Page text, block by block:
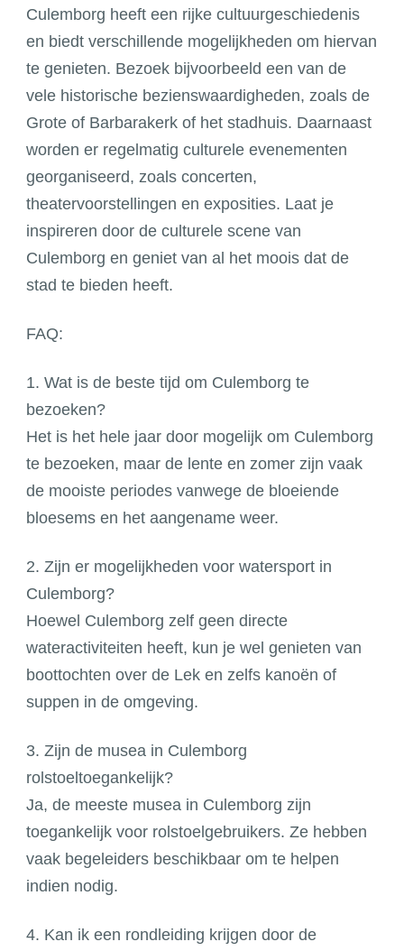
Culemborg heeft een rijke cultuurgeschiedenis
en biedt verschillende mogelijkheden om hiervan
te genieten. Bezoek bijvoorbeeld een van de
vele historische bezienswaardigheden, zoals de
Grote of Barbarakerk of het stadhuis. Daarnaast
worden er regelmatig culturele evenementen
georganiseerd, zoals concerten,
theatervoorstellingen en exposities. Laat je
inspireren door de culturele scene van
Culemborg en geniet van al het moois dat de
stad te bieden heeft.
FAQ:
1. Wat is de beste tijd om Culemborg te
bezoeken?
Het is het hele jaar door mogelijk om Culemborg
te bezoeken, maar de lente en zomer zijn vaak
de mooiste periodes vanwege de bloeiende
bloesems en het aangename weer.
2. Zijn er mogelijkheden voor watersport in
Culemborg?
Hoewel Culemborg zelf geen directe
wateractiviteiten heeft, kun je wel genieten van
boottochten over de Lek en zelfs kanoën of
suppen in de omgeving.
3. Zijn de musea in Culemborg
rolstoeltoegankelijk?
Ja, de meeste musea in Culemborg zijn
toegankelijk voor rolstoelgebruikers. Ze hebben
vaak begeleiders beschikbaar om te helpen
indien nodig.
4. Kan ik een rondleiding krijgen door de